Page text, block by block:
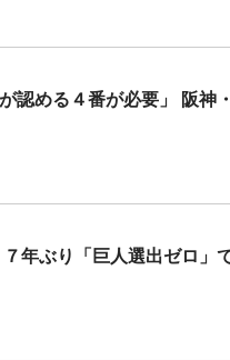
認める４番が必要」 阪
年ぶり「巨人選出ゼロ」